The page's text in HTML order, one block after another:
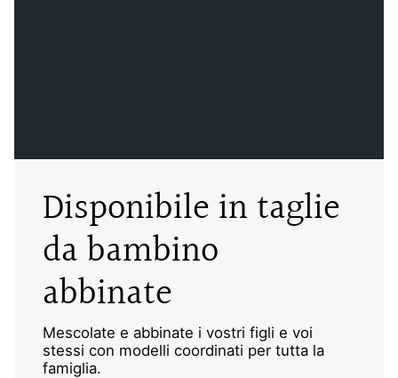
Disponibile in taglie
da bambino
abbinate
Mescolate e abbinate i vostri figli e voi
stessi con modelli coordinati per tutta la
famiglia.